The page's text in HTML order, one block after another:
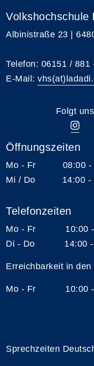
Volkshochschule
Albinistraße 23 |
Telefon: 06151 / 881
E-Mail:
Folgt uns
Öffnungszeiten
Mo - Fr 08:00 -
Mi / Do 14:00 -
Telefonzeiten
Mo - Fr 10:00 -
Di - Do 14:00 -
Erreichbarkeit in den
Mo - Fr 10:00 -
Sprechzeiten